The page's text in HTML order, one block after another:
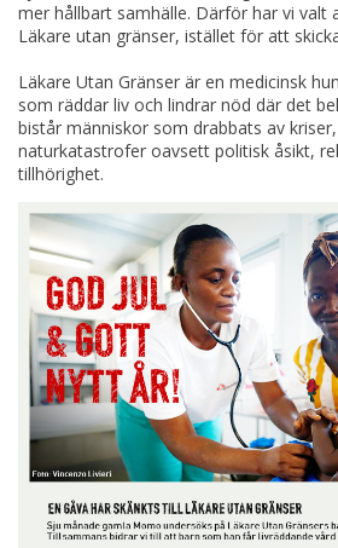
mer hållbart samhälle. Därför har vi valt
Läkare utan gränser, istället för att
Läkare Utan Gränser är en medicinsk
som räddar liv och lindrar nöd där det
bistår människor som drabbats av
naturkatastrofer oavsett politisk åsikt,
tillhörighet.